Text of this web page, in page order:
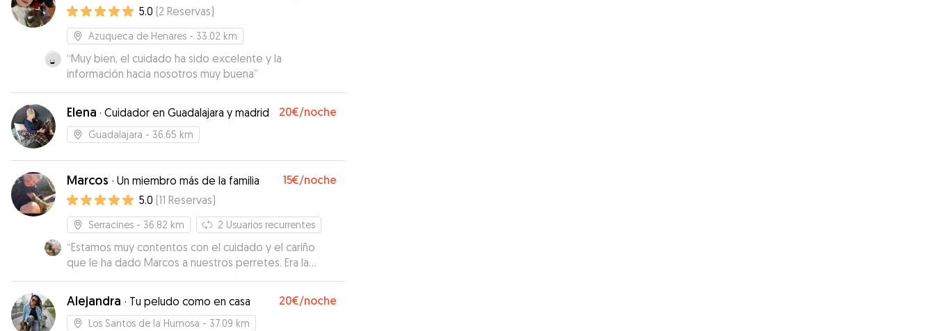
5.0 (2 Reservas)
Azuqueca de Henares - 33.02 km
“Muy bien, el cuidado ha sido excelente y la
información hacia nosotros muy buena”
Elena · Cuidador en Guadalajara y madrid 20€/noche
Guadalajara - 36.65 km
Marcos · Un miembro más de la familia 15€/noche
5.0 (11 Reservas)
Serracines - 36.82 km 2 Usuarios recurrentes
“Estamos muy contentos con el cuidado y el cariño
que le ha dado Marcos a nuestros perretes. Era la
primera vez que los teníamos que dejar con alguien y
ha sido todo un acierto, sin duda volveremos a
repetir.”
Alejandra · Tu peludo como en casa 20€/noche
Los Santos de la Humosa - 37.09 km